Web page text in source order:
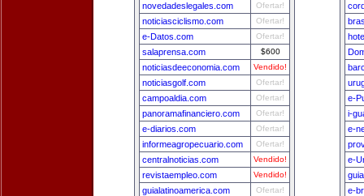
novedadeslegales.com Ofertar!
noticiasciclismo.com Ofertar!
e-Datos.com Ofertar!
salaprensa.com $600
noticiasdeeconomia.com Vendido!
noticiasgolf.com Ofertar!
campoaldia.com Ofertar!
panoramafinanciero.com Ofertar!
e-diarios.com Ofertar!
informeagropecuario.com Ofertar!
centralnoticias.com Vendido!
revistaempleo.com Vendido!
guialatinoamerica.com Ofertar!
e-
i-
e-
e-
e-